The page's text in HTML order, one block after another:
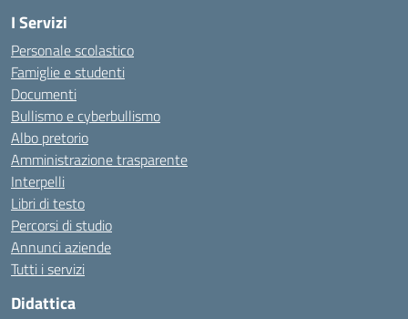
I Servizi
Personale scolastico
Famiglie e studenti
Documenti
Bullismo e cyberbullismo
Albo pretorio
Amministrazione trasparente
Interpelli
Libri di testo
Percorsi di studio
Annunci aziende
Tutti i servizi
Didattica